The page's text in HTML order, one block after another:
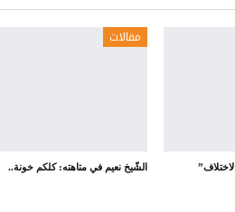
مقالات
الشّيخ نعيم في متاهته: كلكم خونة..